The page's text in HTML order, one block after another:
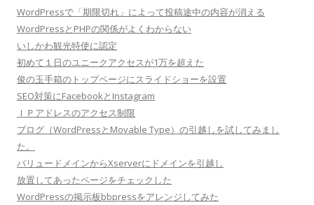
WordPressで「期限切れ」によって投稿途中の内容が消える
WordPressとPHPの関係がよくわからない
いしかわ観光特使に認定
初めて１日のユニークアクセスが1万を超えた
俊の玉手箱のトップページにスライドショーを設置
SEO対策にFacebookとInstagram
ＩＰアドレスのアクセス制限
ブログ（WordPressとMovable Type）の引越しを試してみまし
た。
バリュードメインからXserverにドメインを引越し
放置してあったページをチェックした
WordPressの掲示板bbpressをアレンジしてみた